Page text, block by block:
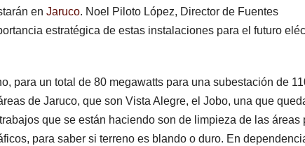
en Jaruco. Noel Piloto López, Director de Fuentes
estratégica de estas instalaciones para el futuro
para un total de 80 megawatts para una subestación de
de Jaruco, que son Vista Alegre, el Jobo, una que
que se están haciendo son de limpieza de las áreas
para saber si terreno es blando o duro. En